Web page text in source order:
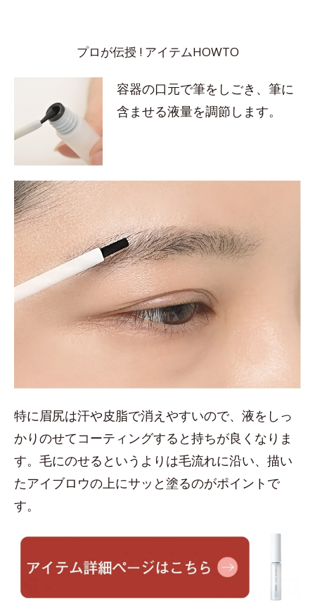
プロが伝授 ! アイテムHOWTO
容器の口元で筆をしごき、筆に
含ませる液量を調節します。
特に眉尻は汗や皮脂で消えやすいので、液をしっ
かりのせてコーティングすると持ちが良くなりま
す。毛にのせるというよりは毛流れに沿い、描い
たアイブロウの上にサッと塗るのがポイントで
す。